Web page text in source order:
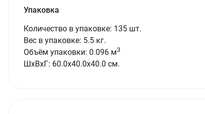
Упаковка
Количество в упаковке: 135 шт.
Вес в упаковке: 5.5 кг.
Объём упаковки: 0.096 м3
ШxВxГ: 60.0x40.0x40.0 см.